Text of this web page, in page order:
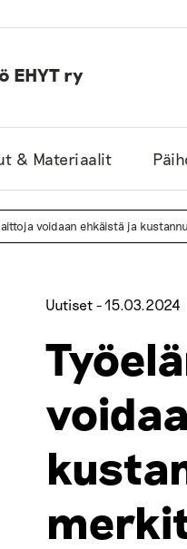
EHYT ry
& Materiaalit
voidaan ehkäistä ja
Uutiset -15.03.2024